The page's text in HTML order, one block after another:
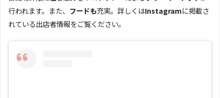
行われます。また、 フードも充実。詳しくはInstagramに掲載さ
れている出店者情報をご覧ください。